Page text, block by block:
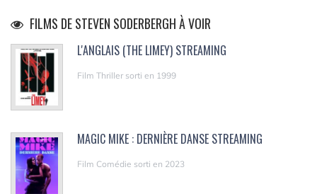
FILMS DE STEVEN SODERBERGH À VOIR
L'ANGLAIS (THE LIMEY) STREAMING
Film Thriller sorti en 1999
MAGIC MIKE : DERNIÈRE DANSE STREAMING
Film Comédie sorti en 2023